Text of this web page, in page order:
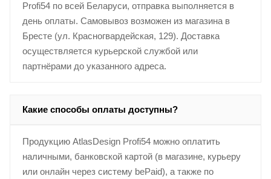
Profi54 по всей Беларуси, отправка выполняется в
день оплаты. Самовывоз возможен из магазина в
Бресте (ул. Красногвардейская, 129). Доставка
осуществляется курьерской службой или
партнёрами до указанного адреса.
Какие способы оплаты доступны?
Продукцию AtlasDesign Profi54 можно оплатить
наличными, банковской картой (в магазине, курьеру
или онлайн через систему bePaid), а также по